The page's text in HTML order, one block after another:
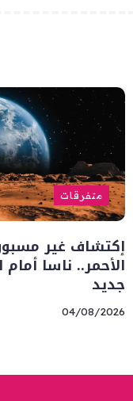
متفرقات
إكتشاف غير
الأحمر.. ناسا
جديد
04/08/2026